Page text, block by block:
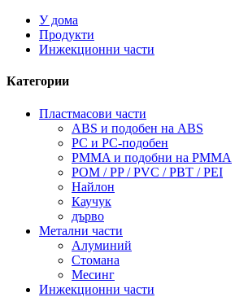
У дома
Продукти
Инжекционни части
Категории
Пластмасови части
ABS и подобен на ABS
PC и PC-подобен
PMMA и подобни на PMMA
POM / PP / PVC / PBT / PEI
Найлон
Каучук
дърво
Метални части
Алуминий
Стомана
Месинг
Инжекционни части